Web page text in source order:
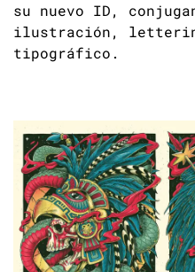
su nuevo ID,
ilustración,
tipográfico.